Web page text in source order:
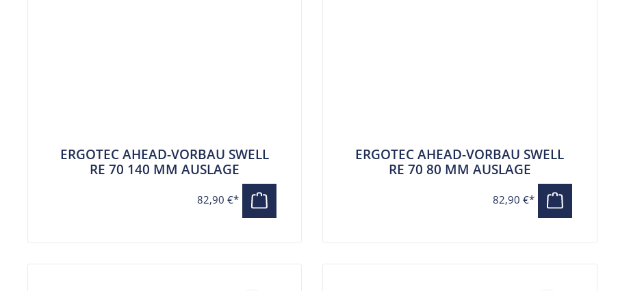
ERGOTEC AHEAD-VORBAU SWELL
RE 70 140 MM AUSLAGE
82,90 €*
ERGOTEC AHEAD-VORBAU SWELL
RE 70 80 MM AUSLAGE
82,90 €*